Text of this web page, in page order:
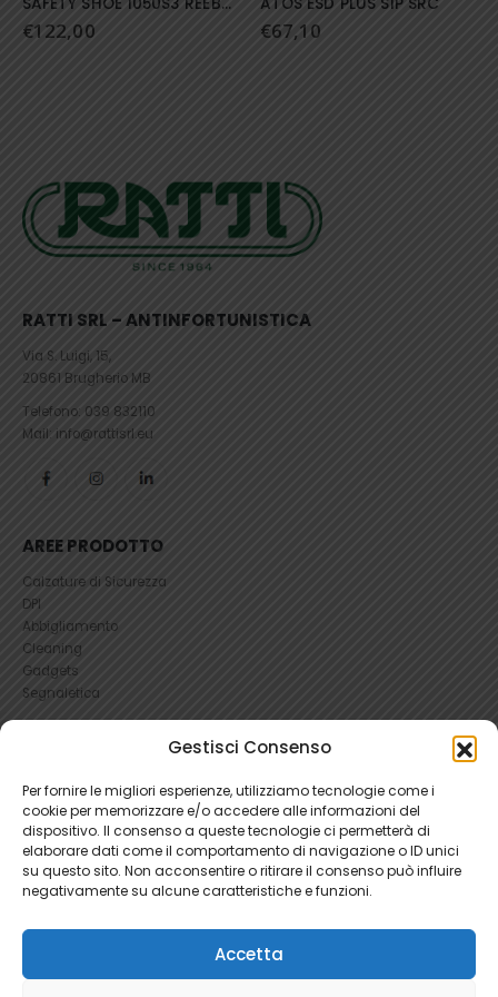
Gestisci Consenso
Per fornire le migliori esperienze, utilizziamo tecnologie come i
cookie per memorizzare e/o accedere alle informazioni del
dispositivo. Il consenso a queste tecnologie ci permetterà di
elaborare dati come il comportamento di navigazione o ID unici
su questo sito. Non acconsentire o ritirare il consenso può influire
negativamente su alcune caratteristiche e funzioni.
Accetta
€67,10 €143,90
RATTI SRL – ANTINFORTUNISTICA
Via S. Luigi, 15,
20861 Brugherio MB
Telefono: 039 832110
Mail: info@rattisrl.eu
AREE PRODOTTO
Calzature di Sicurezza
DPI
Abbigliamento
Cleaning
Gadgets
Segnaletica
RICHIEDI UN RESO
Condizioni e Resi
FAQ Antinfortunistica
Richiesta Reso
CookieePrivacy